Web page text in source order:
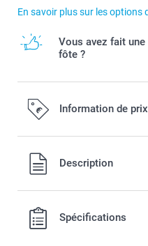
En savoir plus sur les options
Vous avez fait une
fôte ?
Information de prix
Tous les prix sont en
port.
Description
Spécifications